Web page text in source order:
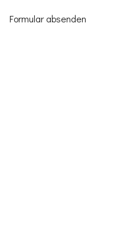
Formular absenden